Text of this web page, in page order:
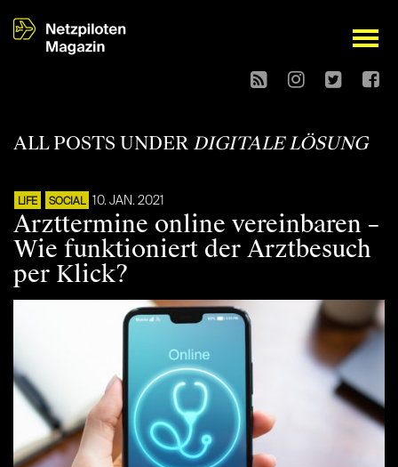
open
ALL POSTS UNDER DIGITALE LÖSUNG
LIFE SOCIAL 10. JAN. 2021
Arzttermine online vereinbaren –
Wie funktioniert der Arztbesuch
per Klick?